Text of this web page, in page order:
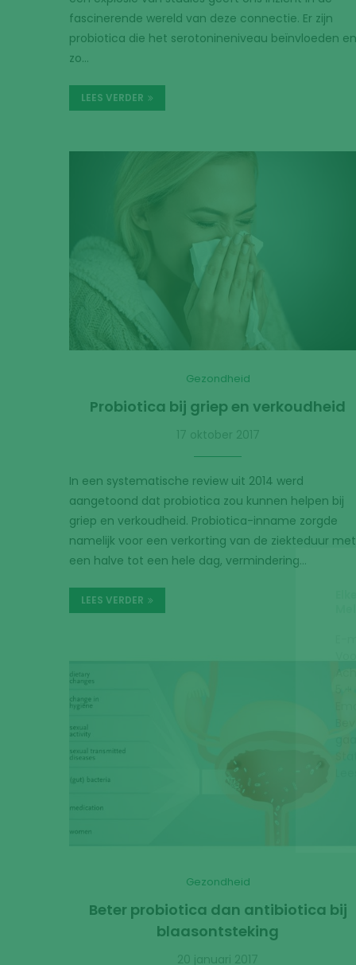
fascinerende wereld van deze connectie. Er zijn
probiotica die het serotonineniveau beïnvloeden en
zo…
LEES VERDER
Gezondheid
Probiotica bij griep en verkoudheid
17 oktober 2017
In een systematische review uit 2014 werd
aangetoond dat probiotica zou kunnen helpen bij
griep en verkoudheid. Probiotica-inname zorgde
namelijk voor een verkorting van de ziekteduur met
een halve tot een hele dag, vermindering…
LEES VERDER
Gezondheid
Beter probiotica dan antibiotica bij
blaasontsteking
20 januari 2017